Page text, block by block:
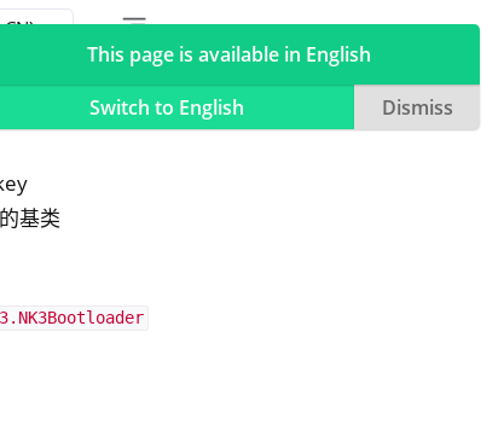
基类
This page is available in English
Switch to English
Dismiss